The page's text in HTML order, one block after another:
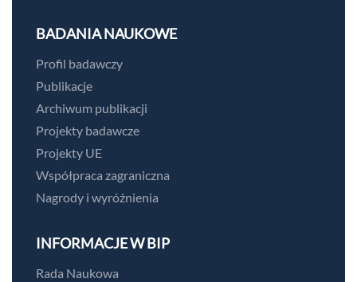
BADANIA NAUKOWE
Profil badawczy
Publikacje
Archiwum publikacji
Projekty badawcze
Projekty UE
Współpraca zagraniczna
Nagrody i wyróżnienia
INFORMACJE W BIP
Rada Naukowa